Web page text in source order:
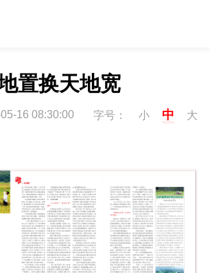
置换天地宽
16 08:30:00 字号： 小 中 大